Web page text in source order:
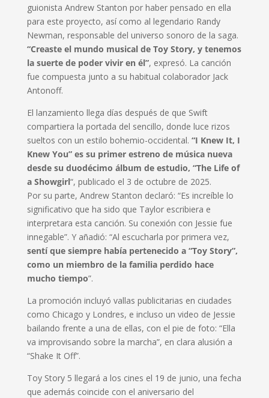
guionista Andrew Stanton por haber pensado en ella
para este proyecto, así como al legendario Randy
Newman, responsable del universo sonoro de la saga.
“Creaste el mundo musical de Toy Story, y tenemos
la suerte de poder vivir en él”, expresó. La canción
fue compuesta junto a su habitual colaborador Jack
Antonoff.
El lanzamiento llega días después de que Swift
compartiera la portada del sencillo, donde luce rizos
sueltos con un estilo bohemio-occidental. “I Knew It, I
Knew You” es su primer estreno de música nueva
desde su duodécimo álbum de estudio, “The Life of
a Showgirl“, publicado el 3 de octubre de 2025.
Por su parte, Andrew Stanton declaró: “Es increíble lo
significativo que ha sido que Taylor escribiera e
interpretara esta canción. Su conexión con Jessie fue
innegable”. Y añadió: “Al escucharla por primera vez,
sentí que siempre había pertenecido a “Toy Story”,
como un miembro de la familia perdido hace
mucho tiempo”.
La promoción incluyó vallas publicitarias en ciudades
como Chicago y Londres, e incluso un video de Jessie
bailando frente a una de ellas, con el pie de foto: “Ella
va improvisando sobre la marcha”, en clara alusión a
“Shake It Off”.
Toy Story 5 llegará a los cines el 19 de junio, una fecha
que además coincide con el aniversario del